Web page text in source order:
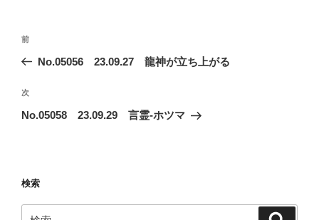
投
ビ
ゲ
ン
前
の
稿
前
No.05056 23.09.27 龍神が立ち上がる
次
の
次
No.05058 23.09.29 言霊-ホツマ
検索